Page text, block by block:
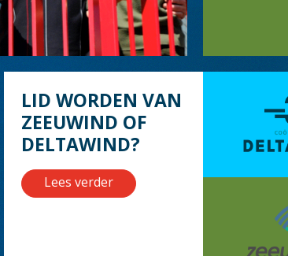
LID WORDEN VAN
ZEEUWIND OF
DELTAWIND?
Lees verder